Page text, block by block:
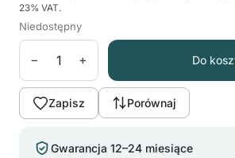
23% VAT.
Niedostępny
− + Do
Zapisz Porównaj
Gwarancja 12–24 miesiące